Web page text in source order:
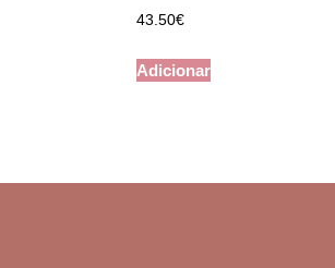
43.50€
Adicionar